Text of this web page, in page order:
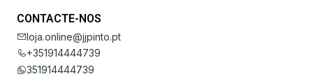
CONTACTE-NOS
loja.online@jjpinto.pt
+351914444739
351914444739